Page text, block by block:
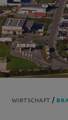
WIRTSCHAFT